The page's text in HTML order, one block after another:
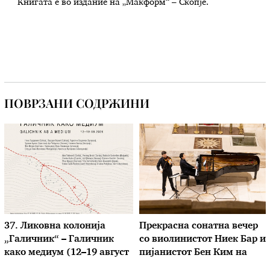
Книгата е во издание на „Макформ“ – Скопје.
ПОВРЗАНИ СОДРЖИНИ
37. Ликовна колонија
„Галичник“ – Галичник
како медиум (12–19 август
Прекрасна сонатна вечер
со виолинистот Ниек Бар и
пијанистот Бен Ким на